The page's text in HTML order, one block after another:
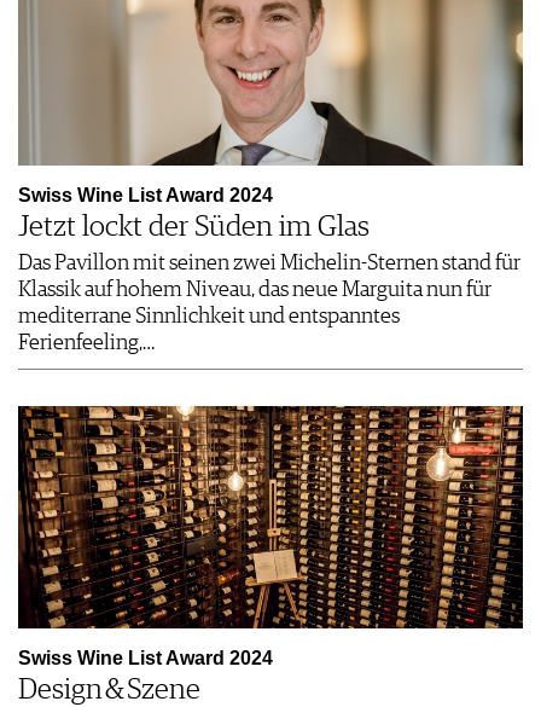
Swiss Wine List Award 2024
Jetzt lockt der Süden im Glas
Das Pavillon mit seinen zwei Michelin-Sternen stand für
Klassik auf hohem Niveau, das neue Marguita nun für
mediterrane Sinnlichkeit und entspanntes
Ferienfeeling,…
Swiss Wine List Award 2024
Design & Szene